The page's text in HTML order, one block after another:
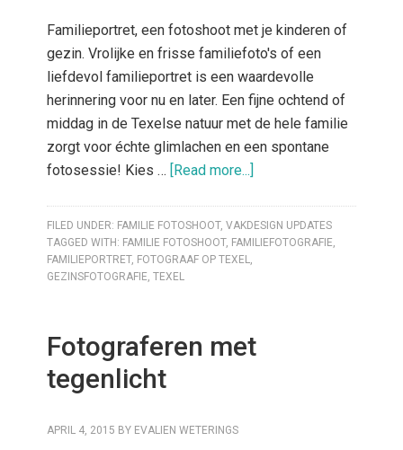
Familieportret, een fotoshoot met je kinderen of
gezin. Vrolijke en frisse familiefoto's of een
liefdevol familieportret is een waardevolle
herinnering voor nu en later. Een fijne ochtend of
middag in de Texelse natuur met de hele familie
zorgt voor échte glimlachen en een spontane
fotosessie! Kies … [Read more...]
FILED UNDER: FAMILIE FOTOSHOOT,VAKDESIGN UPDATES
TAGGED WITH: FAMILIE FOTOSHOOT, FAMILIEFOTOGRAFIE,
FAMILIEPORTRET, FOTOGRAAF OP TEXEL,
GEZINSFOTOGRAFIE,TEXEL
Fotograferen met
tegenlicht
APRIL 4, 2015 BY EVALIEN WETERINGS